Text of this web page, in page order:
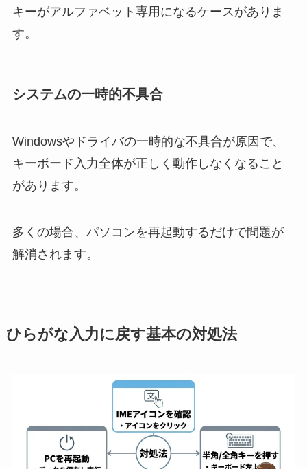
キーがアルファベット専用になるケースがありま
す。
システムの一時的不具合
Windowsやドライバの一時的な不具合が原因で、
キーボード入力全体が正しく動作しなくなること
があります。
多くの場合、パソコンを再起動するだけで問題が
解消されます。
ひらがな入力に戻す基本の対処法